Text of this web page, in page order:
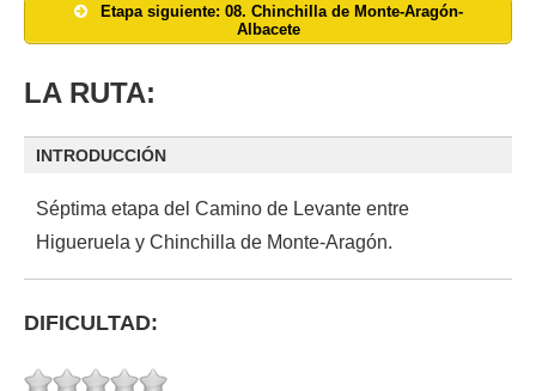
Etapa siguiente: 08. Chinchilla de Monte-Aragón-
Albacete
LA RUTA:
INTRODUCCIÓN
Séptima etapa del Camino de Levante entre
Higueruela y Chinchilla de Monte-Aragón.
DIFICULTAD: